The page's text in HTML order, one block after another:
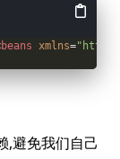
beans xmlns="http://
,避免我们自己